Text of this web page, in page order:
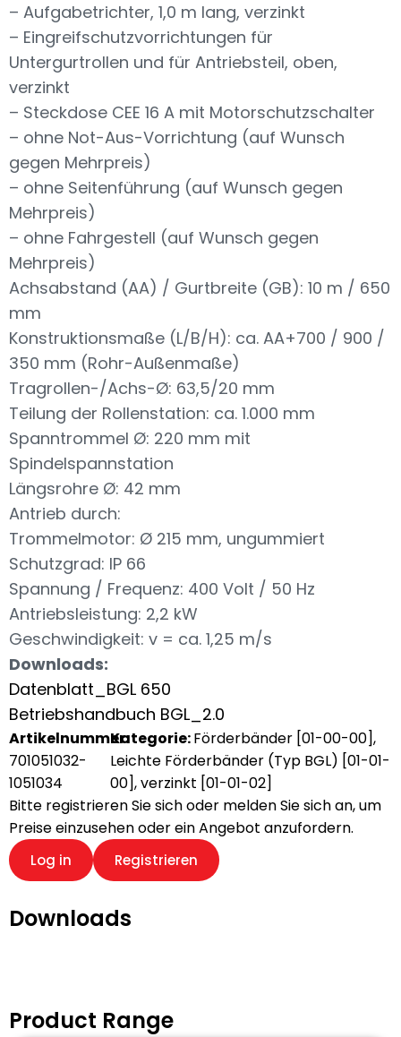
– Aufgabetrichter, 1,0 m lang, verzinkt
– Eingreifschutzvorrichtungen für
Untergurtrollen und für Antriebsteil, oben,
verzinkt
– Steckdose CEE 16 A mit Motorschutzschalter
– ohne Not-Aus-Vorrichtung (auf Wunsch
gegen Mehrpreis)
– ohne Seitenführung (auf Wunsch gegen
Mehrpreis)
– ohne Fahrgestell (auf Wunsch gegen
Mehrpreis)
Achsabstand (AA) / Gurtbreite (GB): 10 m / 650
mm
Konstruktionsmaße (L/B/H): ca. AA+700 / 900 /
350 mm (Rohr-Außenmaße)
Tragrollen-/Achs-Ø: 63,5/20 mm
Teilung der Rollenstation: ca. 1.000 mm
Spanntrommel Ø: 220 mm mit
Spindelspannstation
Längsrohre Ø: 42 mm
Antrieb durch:
Trommelmotor: Ø 215 mm, ungummiert
Schutzgrad: IP 66
Spannung / Frequenz: 400 Volt / 50 Hz
Antriebsleistung: 2,2 kW
Geschwindigkeit: v = ca. 1,25 m/s
Downloads:
Datenblatt_BGL 650
Betriebshandbuch BGL_2.0
Artikelnummer:
701051032-
1051034
Kategorie:Förderbänder [01-00-00],
Leichte Förderbänder (Typ BGL) [01-01-
00],verzinkt [01-01-02]
Bitte registrieren Sie sich oder melden Sie sich an, um
Preise einzusehen oder ein Angebot anzufordern.
Log in Registrieren
Downloads
Product Range